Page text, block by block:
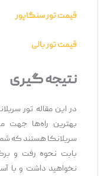
قیمت تور سنگاپور
قیمت تور بالی
نتیجه‌ گیری
بهترین راه‌ها جهت
سریلانکا هستند که
بابت نحوه رفت و
نخواهید داشت و با